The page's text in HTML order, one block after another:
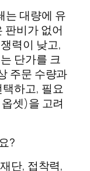
는 대량에 유
판비가 없어
력이 낮고,
단가를 크
주문 수량과
하고, 필요
셋)을 고려
?
단, 접착력,